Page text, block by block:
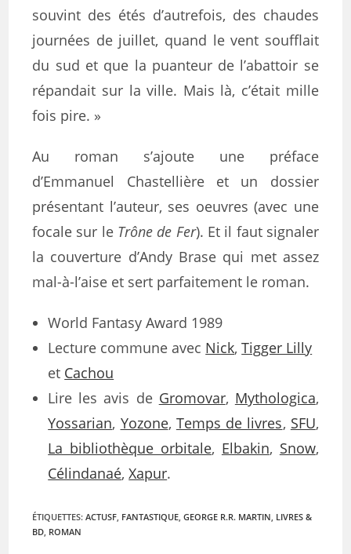
souvint des étés d’autrefois, des chaudes
journées de juillet, quand le vent soufflait
du sud et que la puanteur de l’abattoir se
répandait sur la ville. Mais là, c’était mille
fois pire. »
Au roman s’ajoute une préface
d’Emmanuel Chastellière et un dossier
présentant l’auteur, ses oeuvres (avec une
focale sur le Trône de Fer). Et il faut signaler
la couverture d’Andy Brase qui met assez
mal-à-l’aise et sert parfaitement le roman.
World Fantasy Award 1989
Lecture commune avec Nick,Tigger Lilly
et Cachou
Lire les avis de Gromovar, Mythologica,
Yossarian, Yozone, Temps de livres, SFU,
La bibliothèque orbitale, Elbakin, Snow,
Célindanaé,Xapur.
ÉTIQUETTES:ACTUSF, FANTASTIQUE, GEORGE R.R. MARTIN, LIVRES &
BD, ROMAN